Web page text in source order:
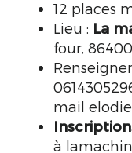
12 places
Lieu : La
four,
mail
à